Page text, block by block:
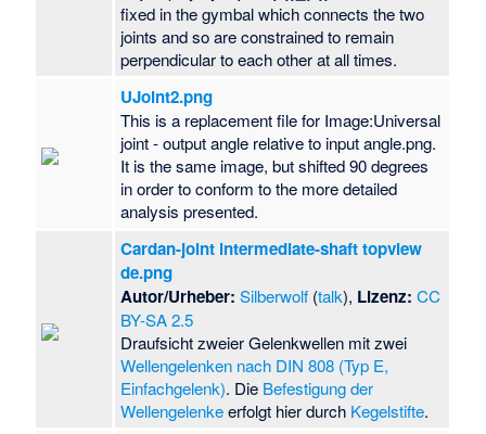
fixed in the gymbal which connects the two
joints and so are constrained to remain
perpendicular to each other at all times.
UJoint2.png
This is a replacement file for Image:Universal
joint - output angle relative to input angle.png.
It is the same image, but shifted 90 degrees
in order to conform to the more detailed
analysis presented.
Cardan-joint intermediate-shaft topview
de.png
Autor/Urheber: Silberwolf (talk), Lizenz: CC
BY-SA 2.5
Draufsicht zweier Gelenkwellen mit zwei
Wellengelenken nach DIN 808 (Typ E,
Einfachgelenk). Die Befestigung der
Wellengelenkeerfolgt hier durch Kegelstifte.